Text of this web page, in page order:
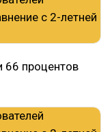
66 процентов